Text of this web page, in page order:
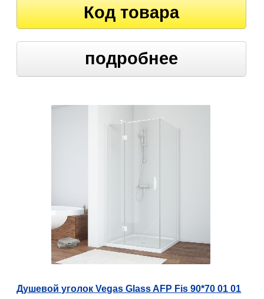
Код товара
подробнее
Душевой уголок Vegas Glass AFP Fis 90*70 01 01